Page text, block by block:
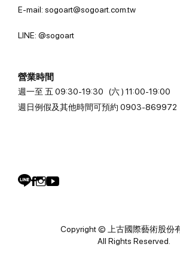
E-mail: sogoart@sogoart.com.tw
LINE: @sogoart
營業時間
週一至 五 09:30-19:30 (六 ) 11:00-19:00
週日例假及其他時間可預約 0903-869972
Copyright © 上古國際藝術股份
All Rights Reserved.